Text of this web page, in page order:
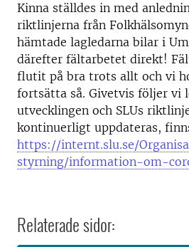
Kinna ställdes in med
riktlinjerna från
hämtade lagledarna bilar i
därefter fältarbetet direkt!
flutit på bra trots allt och vi
fortsätta så. Givetvis följer vi
utvecklingen och SLUs
kontinuerligt uppdateras,
https://internt.slu.se/
styrning/information-om-
Relaterade sidor: